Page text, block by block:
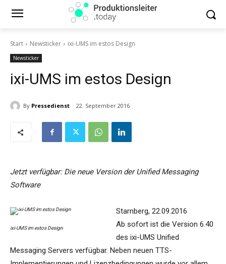
Start Newsticker ixi-UMS im estos Design
Newsticker
ixi-UMS im estos Design
By Pressedienst 22. September 2016
Jetzt verfügbar: Die neue Version der Unified Messaging
Software
ixi-UMS im estos Design
Starnberg, 22.09.2016
Ab sofort ist die Version 6.40
des ixi-UMS Unified
Messaging Servers verfügbar. Neben neuen TTS-